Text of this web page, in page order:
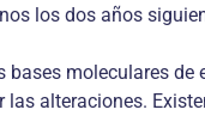
los dos años
bases moleculares
alteraciones.